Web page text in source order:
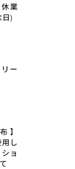
業
)
ー
】
し
ョ